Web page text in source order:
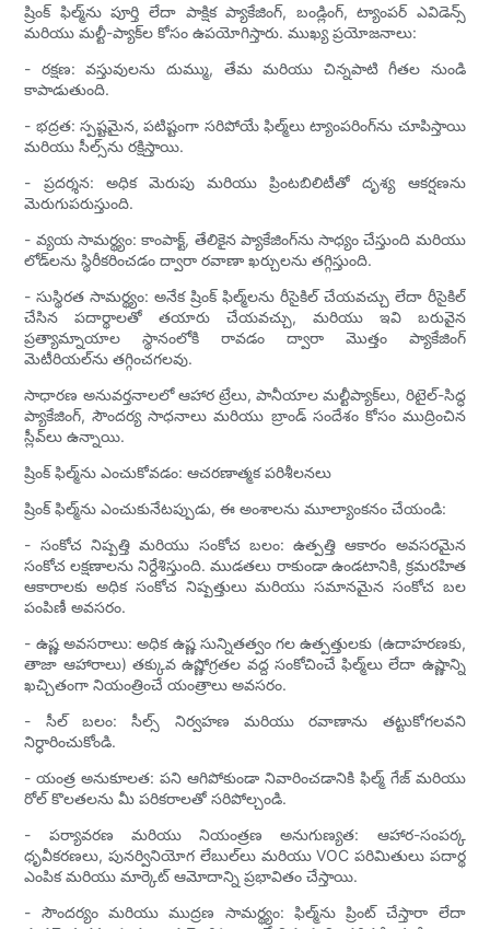
ష్రింక్ ఫిల్మ్‌ను పూర్తి లేదా పాక్షిక ప్యాకేజింగ్, బండ్లింగ్, ట్యాంపర్ ఎవిడెన్స్
మరియు మల్టీ-ప్యాక్‌ల కోసం ఉపయోగిస్తారు. ముఖ్య ప్రయోజనాలు:
- రక్షణ: వస్తువులను దుమ్ము, తేమ మరియు చిన్నపాటి గీతల నుండి
కాపాడుతుంది.
- భద్రత: స్పష్టమైన, పటిష్టంగా సరిపోయే ఫిల్మ్‌లు ట్యాంపరింగ్‌ను చూపిస్తాయి
మరియు సీల్స్‌ను రక్షిస్తాయి.
- ప్రదర్శన: అధిక మెరుపు మరియు ప్రింటబిలిటీతో దృశ్య ఆకర్షణను
మెరుగుపరుస్తుంది.
- వ్యయ సామర్థ్యం: కాంపాక్ట్, తేలికైన ప్యాకేజింగ్‌ను సాధ్యం చేస్తుంది మరియు
లోడ్‌లను స్థిరీకరించడం ద్వారా రవాణా ఖర్చులను తగ్గిస్తుంది.
- సుస్థిరత సామర్థ్యం: అనేక ష్రింక్ ఫిల్మ్‌లను రీసైకిల్ చేయవచ్చు లేదా రీసైకిల్
చేసిన పదార్థాలతో తయారు చేయవచ్చు, మరియు ఇవి బరువైన
ప్రత్యామ్నాయాల స్థానంలోకి రావడం ద్వారా మొత్తం ప్యాకేజింగ్
మెటీరియల్‌ను తగ్గించగలవు.
సాధారణ అనువర్తనాలలో ఆహార ట్రేలు, పానీయాల మల్టీప్యాక్‌లు, రిటైల్-సిద్ధ
ప్యాకేజింగ్, సౌందర్య సాధనాలు మరియు బ్రాండ్ సందేశం కోసం ముద్రించిన
స్లీవ్‌లు ఉన్నాయి.
ష్రింక్ ఫిల్మ్‌ను ఎంచుకోవడం: ఆచరణాత్మక పరిశీలనలు
ష్రింక్ ఫిల్మ్‌ను ఎంచుకునేటప్పుడు, ఈ అంశాలను మూల్యాంకనం చేయండి:
- సంకోచ నిష్పత్తి మరియు సంకోచ బలం: ఉత్పత్తి ఆకారం అవసరమైన
సంకోచ లక్షణాలను నిర్దేశిస్తుంది. ముడతలు రాకుండా ఉండటానికి, క్రమరహిత
ఆకారాలకు అధిక సంకోచ నిష్పత్తులు మరియు సమానమైన సంకోచ బల
పంపిణీ అవసరం.
- ఉష్ణ అవసరాలు: అధిక ఉష్ణ సున్నితత్వం గల ఉత్పత్తులకు (ఉదాహరణకు,
తాజా ఆహారాలు) తక్కువ ఉష్ణోగ్రతల వద్ద సంకోచించే ఫిల్మ్‌లు లేదా ఉష్ణాన్ని
ఖచ్చితంగా నియంత్రించే యంత్రాలు అవసరం.
- సీల్ బలం: సీల్స్ నిర్వహణ మరియు రవాణాను తట్టుకోగలవని
నిర్ధారించుకోండి.
- యంత్ర అనుకూలత: పని ఆగిపోకుండా నివారించడానికి ఫిల్మ్ గేజ్ మరియు
రోల్ కొలతలను మీ పరికరాలతో సరిపోల్చండి.
- పర్యావరణ మరియు నియంత్రణ అనుగుణ్యత: ఆహార-సంపర్క
ధృవీకరణలు, పునర్వినియోగ లేబుల్‌లు మరియు VOC పరిమితులు పదార్థ
ఎంపిక మరియు మార్కెట్ ఆమోదాన్ని ప్రభావితం చేస్తాయి.
- సౌందర్యం మరియు ముద్రణ సామర్థ్యం: ఫిల్మ్‌ను ప్రింట్ చేస్తారా లేదా